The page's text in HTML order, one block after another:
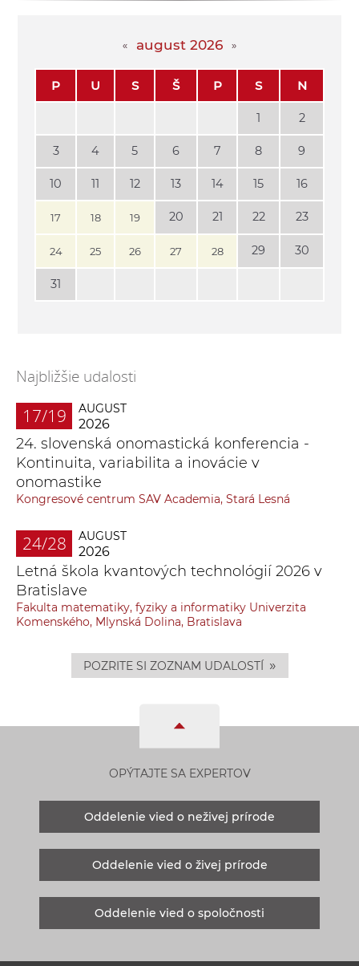
august 2026
P U S Š P S N
1 2
3 4 5 6 7 8 9
10 11 12 13 14 15 16
17 18 19 20 21 22 23
24 25 26 27 28 29 30
31
Najbližšie udalosti
17/19 AUGUST
2026
24. slovenská onomastická konferencia -
Kontinuita, variabilita a inovácie v
onomastike
Kongresové centrum SAV Academia, Stará Lesná
24/28 AUGUST
2026
Letná škola kvantových technológií 2026 v
Bratislave
Fakulta matematiky, fyziky a informatiky Univerzita
Komenského, Mlynská Dolina, Bratislava
POZRITE SI ZOZNAM UDALOSTÍ »
OPÝTAJTE SA EXPERTOV
Oddelenie vied o neživej prírode
Oddelenie vied o živej prírode
Oddelenie vied o spoločnosti